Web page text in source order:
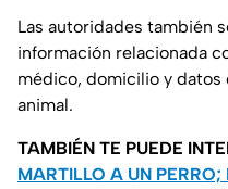
Las autoridades también
información relacionada
médico, domicilio y datos
animal.
TAMBIÉN TE PUEDE
MARTILLO A UN